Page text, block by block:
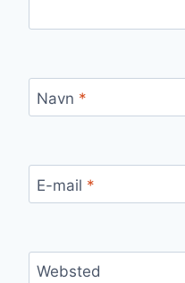
Navn *
E-mail *
Websted